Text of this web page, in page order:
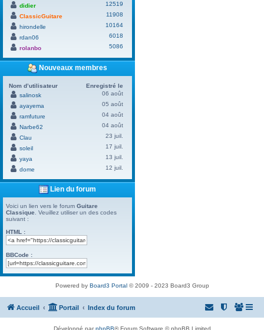
didier
12519
ClassicGuitare
11908
hirondelle
10164
rdan06
6018
rolanbo
5086
Nouveaux membres
Nom d’utilisateur
Enregistré le
salinosk
06 août
ayayema
05 août
ramfuture
04 août
Narbe62
04 août
Clau
23 juil.
soleil
17 juil.
yaya
13 juil.
dome
12 juil.
Lien du forum
Voici un lien vers le forum Guitare
Classique . Veuillez utiliser un des codes
suivant :
HTML :
BBCode :
Powered by Board3 Portal© 2009 - 2023 Board3 Group
Accueil Portail Index du forum
Développé parphpBB® Forum Software © phpBB Limited